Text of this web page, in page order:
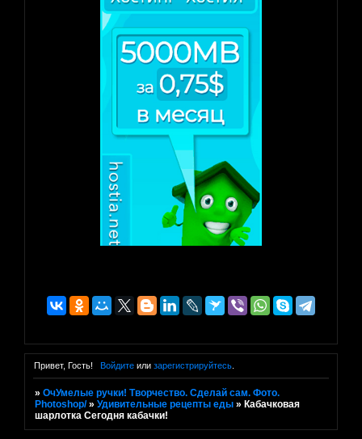
Привет, Гость! Войдитеили зарегистрируйтесь.
»ОчУмелые ручки! Творчество. Сделай сам. Фото.
Photoshop/ »Удивительные рецепты еды » Кабачковая
шарлотка Сегодня кабачки!